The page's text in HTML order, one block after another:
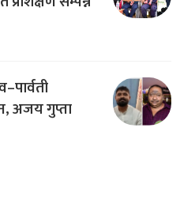
अजय गुप्ता